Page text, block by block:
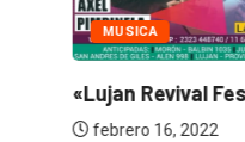
MUSICA
«Lujan Revival
febrero 16, 2022